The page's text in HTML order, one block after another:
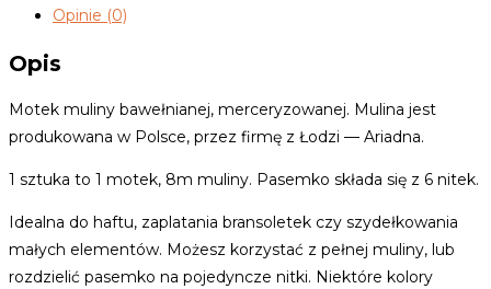
Opinie (0)
Opis
Motek muliny bawełnianej, merceryzowanej. Mulina jest
produkowana w Polsce, przez firmę z Łodzi — Ariadna.
1 sztuka to 1 motek, 8m muliny. Pasemko składa się z 6 nitek.
Idealna do haftu, zaplatania bransoletek czy szydełkowania
małych elementów. Możesz korzystać z pełnej muliny, lub
rozdzielić pasemko na pojedyncze nitki. Niektóre kolory